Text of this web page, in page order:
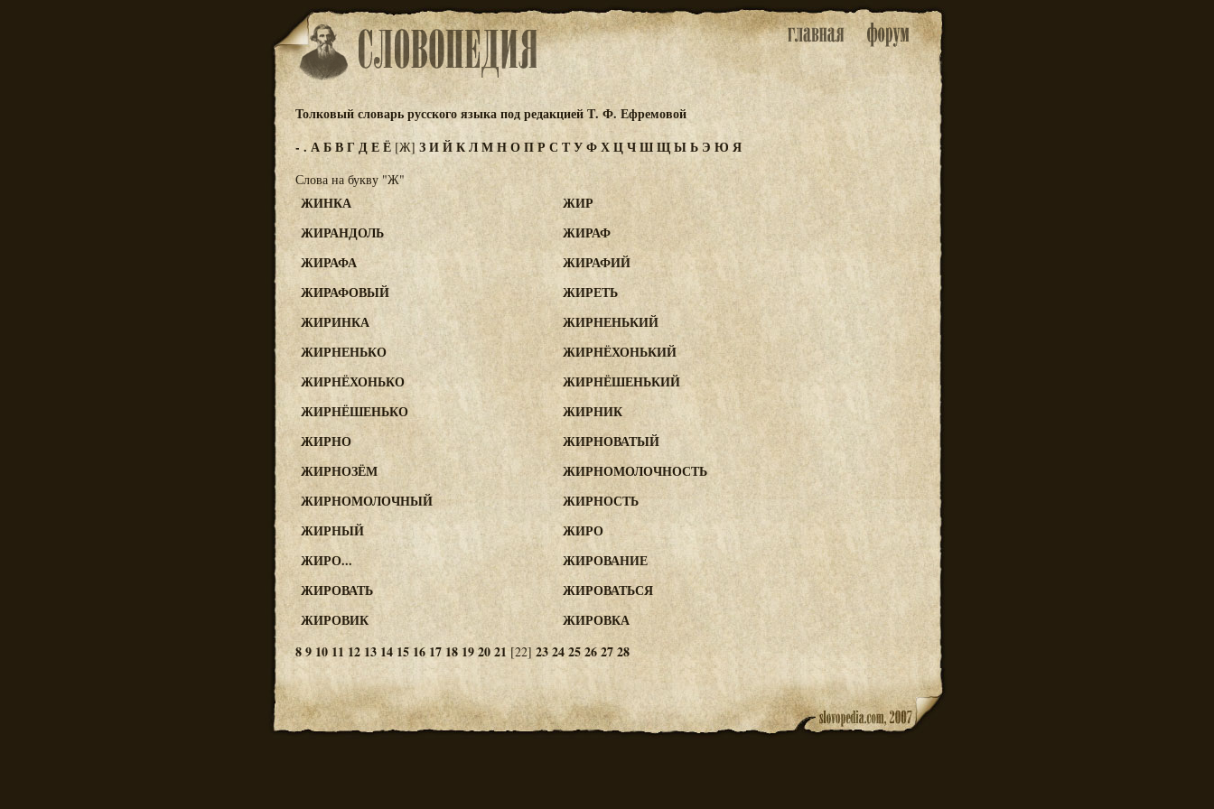
Толковый словарь русского языка под редакцией Т. Ф. Ефремовой
-. АБВГДЕЁ [Ж] ЗИЙКЛМНОПР С ТУФХЦЧШЩЫЬ Э Ю Я
Слова на букву "Ж"
ЖИНКА
ЖИР
ЖИРАНДОЛЬ
ЖИРАФ
ЖИРАФА
ЖИРАФИЙ
ЖИРАФОВЫЙ
ЖИРЕТЬ
ЖИРИНКА
ЖИРНЕНЬКИЙ
ЖИРНЕНЬКО
ЖИРНЁХОНЬКИЙ
ЖИРНЁХОНЬКО
ЖИРНЁШЕНЬКИЙ
ЖИРНЁШЕНЬКО
ЖИРНИК
ЖИРНО
ЖИРНОВАТЫЙ
ЖИРНОЗЁМ
ЖИРНОМОЛОЧНОСТЬ
ЖИРНОМОЛОЧНЫЙ
ЖИРНОСТЬ
ЖИРНЫЙ
ЖИРО
ЖИРО...
ЖИРОВАНИЕ
ЖИРОВАТЬ
ЖИРОВАТЬСЯ
ЖИРОВИК
ЖИРОВКА
8910 1112 13 14 15 16 1718192021 [22] 232425262728